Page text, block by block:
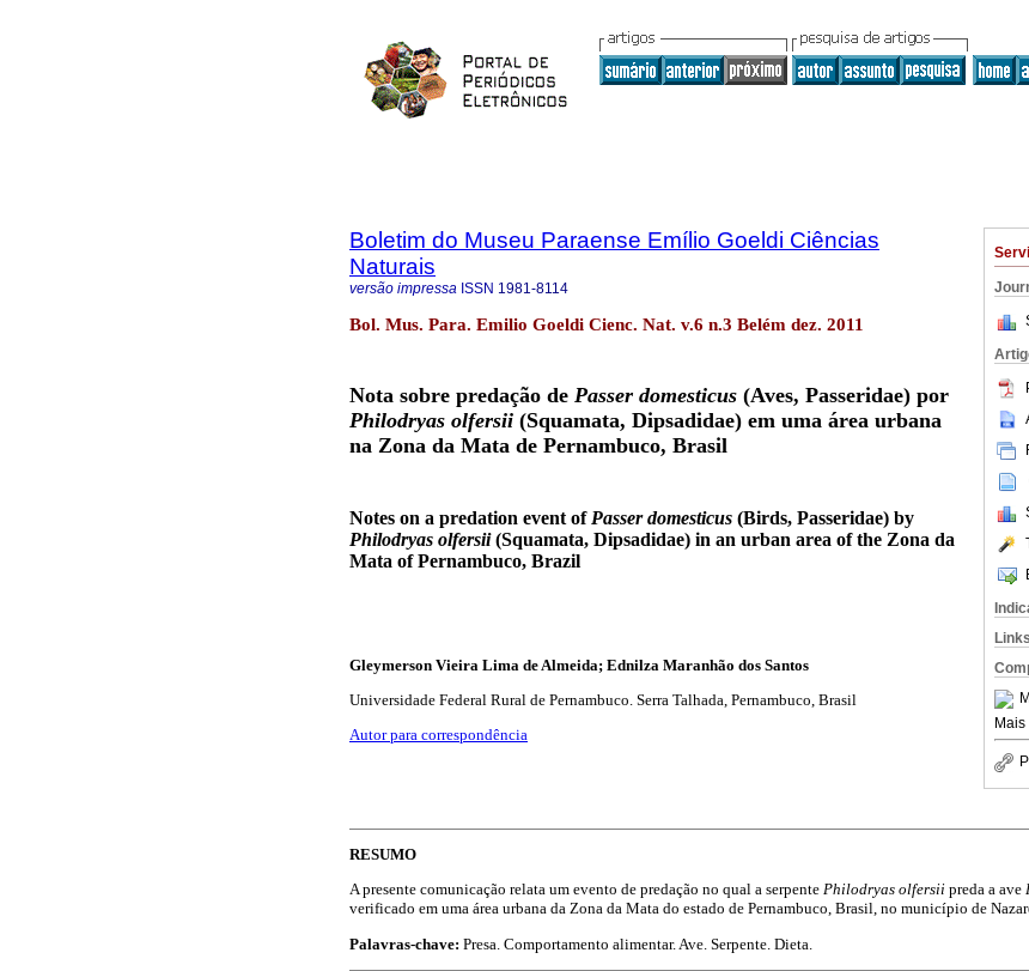
Mais
Boletim do Museu Paraense Emílio Goeldi Ciências
Naturais
versão impressa ISSN 1981-8114
Bol. Mus. Para. Emilio Goeldi Cienc. Nat. v.6 n.3 Belém dez. 2011
Nota sobre predação de Passer domesticus (Aves, Passeridae) por
Philodryas olfersii (Squamata, Dipsadidae) em uma área urbana
na Zona da Mata de Pernambuco, Brasil
Notes on a predation event ofPasser domesticus (Birds, Passeridae) by
Philodryas olfersii(Squamata, Dipsadidae) in an urban area of the Zona da
Mata of Pernambuco, Brazil
Gleymerson Vieira Lima de Almeida; Ednilza Maranhão dos Santos
Universidade Federal Rural de Pernambuco. Serra Talhada, Pernambuco, Brasil
Autor para correspondência
RESUMO
A presente comunicação relata um evento de predação no qual a serpente Philodryas olfersii preda a ave
verificado em uma área urbana da Zona da Mata do estado de Pernambuco, Brasil, no município de
Palavras-chave: Presa. Comportamento alimentar. Ave. Serpente. Dieta.